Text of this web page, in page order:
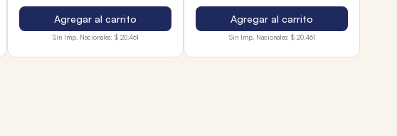
Agregar al carrito
Sin Imp. Nacionales: $ 20.461
Agregar al carrito
Sin Imp. Nacionales: $ 20.461